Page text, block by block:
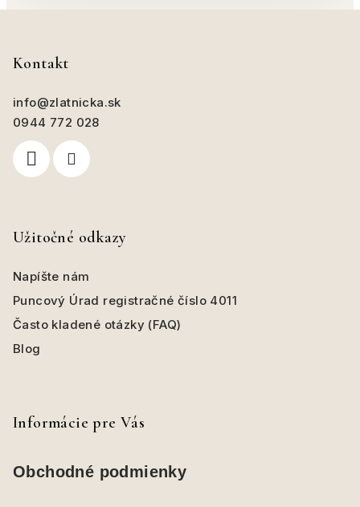
Kontakt
info@zlatnicka.sk
0944 772 028
Užitočné odkazy
Napíšte nám
Puncový Úrad registračné číslo 4011
Často kladené otázky (FAQ)
Blog
Informácie pre Vás
Obchodné podmienky